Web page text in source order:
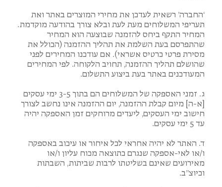
‘החברה’ רשאית לעדכן את מחירי המוצרים באתר ואת
תעריפי המשלוחים מעת לעת ובלא צורך בהודעה מוקדמת.
המחיר התקף ביחס להזמנה שבוצעה הוא המחיר
שהתפרסם בעת השלמת את תהליך ההזמנה (הכולל את
מסירת פרטי כרטיס אשראי). אם עודכנו המחירים לפני
שהושלם תהליך ההזמנה, תחויב הלקוחה. לפי המחירים
המעודכנים באתר בעת ביצוע התשלום.
ג. זמני האספקה של המשלוחים הם בתוך 3-5 ימי עסקים
[א-ה] מיום קבלת ההזמנה, יום ההזמנה אינו נחשב לצורך
חישוב ימי העסקים, ליעדים מרוחקים זמן האספקה יהיה
עד 5 ימי עסקים.
ד. האתר לא יהיה אחראי לכל איחור או עיכוב באספקה
ו/או לאי-אספקה שנגרם כתוצאה מכוח עליון ו/או
מאירועים שאינם בשליטתו לרבות שביתות, השבתות
וכיוצ”ב.